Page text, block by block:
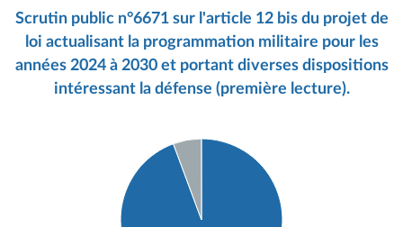
Scrutin public n°6671 sur l'article 12 bis du projet de
loi actualisant la programmation militaire pour les
années 2024 à 2030 et portant diverses dispositions
intéressant la défense (première lecture).